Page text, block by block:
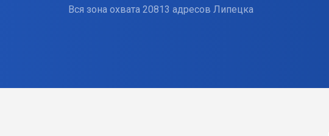
Вся зона охвата 20813 адресов Липецка